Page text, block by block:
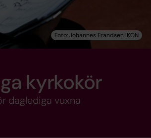
kyrkokör
daglediga vuxna